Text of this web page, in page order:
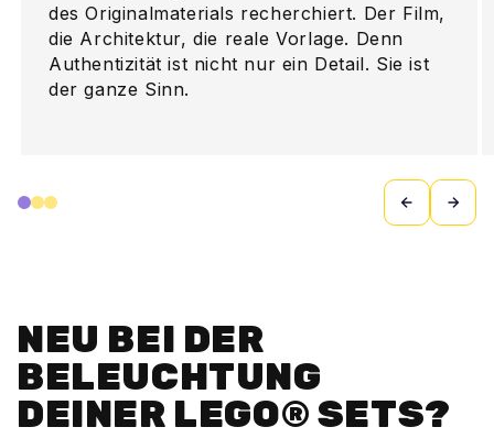
des Originalmaterials recherchiert. Der Film,
die Architektur, die reale Vorlage. Denn
Authentizität ist nicht nur ein Detail. Sie ist
der ganze Sinn.
NEU BEI DER
BELEUCHTUNG
DEINER LEGO® SETS?